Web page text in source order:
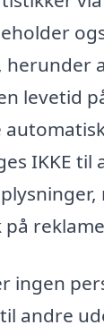
levetid
IKKE til
ingen
andre